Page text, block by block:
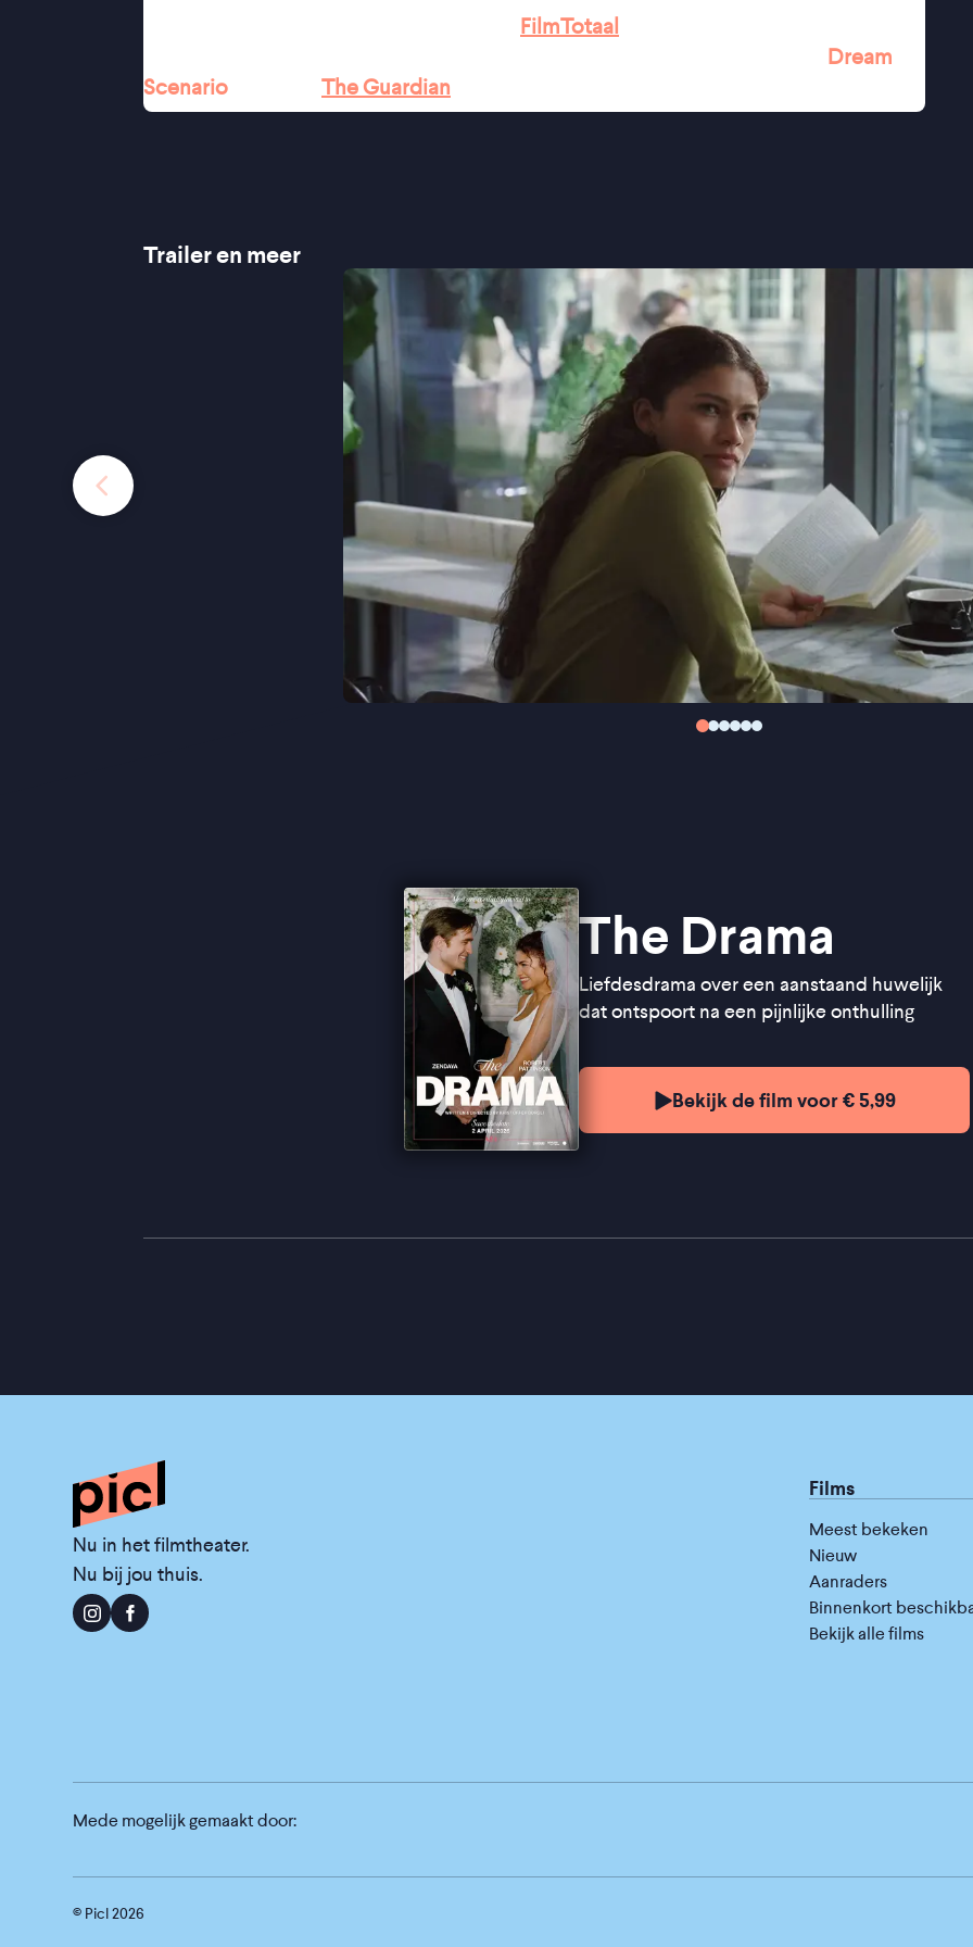
FilmTotaal
Dream
Scenario
The Guardian
Trailer en meer
The Drama
Liefdesdrama over een aanstaand huwelijk
dat ontspoort na een pijnlijke onthulling
Bekijk de film voor € 5,99
Nu in het filmtheater.
Nu bij jou thuis.
Films
Meest bekeken
Nieuw
Aanraders
Binnenkort
Bekijk alle films
Mede mogelijk gemaakt door:
© Picl2026